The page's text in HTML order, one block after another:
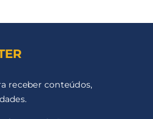
receber conteúdos,